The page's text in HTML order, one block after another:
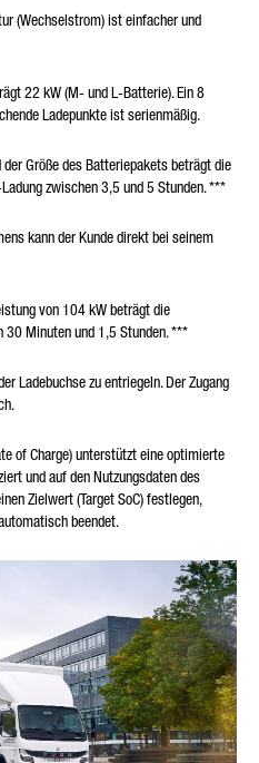
(Wechselstrom) ist einfacher und
22 kW (M- und L-Batterie). Ein 8
Ladepunkte ist serienmäßig.
Größe des Batteriepakets beträgt die
zwischen 3,5 und 5 Stunden.***
kann der Kunde direkt bei seinem
von 104 kW beträgt die
Minuten und 1,5 Stunden.***
Ladebuchse zu entriegeln. Der Zugang
of Charge) unterstützt eine optimierte
und auf den Nutzungsdaten des
Zielwert (Target SoC) festlegen,
beendet.